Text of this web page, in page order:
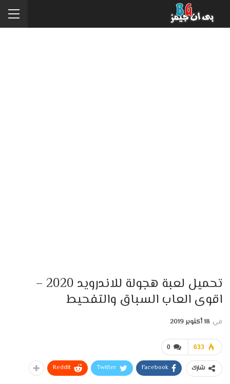
تحميل لعبة هجولة للاندرويد 2020 –
اقوى العاب السباق والتفحيط
في 18 أكتوبر 2019
0 633
شارك Facebook
Twitter
ReddIt